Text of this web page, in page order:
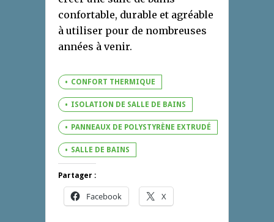
confortable, durable et agréable
à utiliser pour de nombreuses
années à venir.
CONFORT THERMIQUE
ISOLATION DE SALLE DE BAINS
PANNEAUX DE POLYSTYRÈNE EXTRUDÉ
SALLE DE BAINS
Partager :
Facebook X